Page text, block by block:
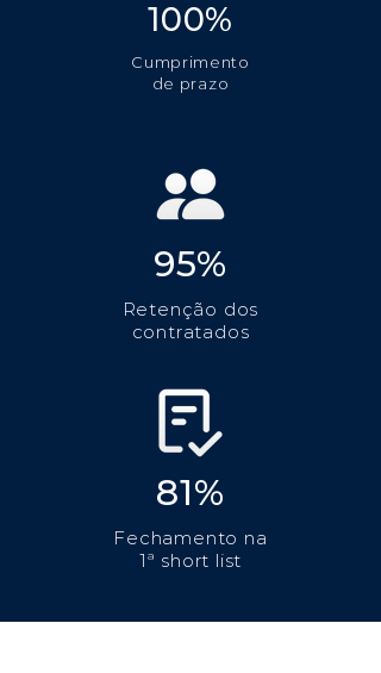
100%
Cumprimento
de prazo
95%
Retenção dos
contratados
81%
Fechamento na
1ª short list